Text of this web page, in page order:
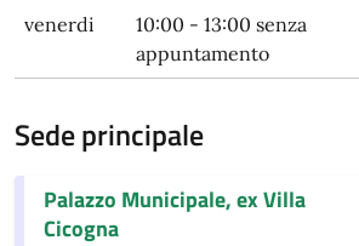
venerdi
10:00 - 13:00 senza
appuntamento
Sede principale
Palazzo Municipale, ex Villa
Cicogna